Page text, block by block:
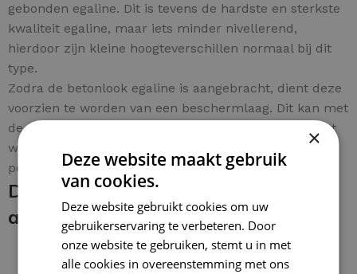
gebonden egaline. Dit is tevens de hardste en sterkste
kwaliteit egaline, maar iets minder nivellerend,
hierdoor zijn kleine hoogteverschillen normaal bij dit
type.
Zodra de betonlook egaline is aangebracht, dient deze
voorzien te worden van een beschermlaag. Dit kan met
de beschermende betonlook coating. Ook dit product
wordt als pakket aangeboden en bestelt u eenvoudig
per m².
De betonlook egaline en coating
aanbrengen:
×
Deze website maakt gebruik
van cookies.
Deze website gebruikt cookies om uw
gebruikerservaring te verbeteren. Door
onze website te gebruiken, stemt u in met
alle cookies in overeenstemming met ons